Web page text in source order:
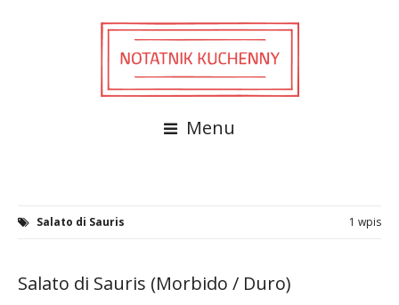
Menu
Salato di Sauris 1 wpis
Salato di Sauris (Morbido / Duro)